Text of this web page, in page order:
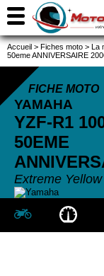
Accueil > Fiches moto > La
50eme ANNIVERSAIRE
FICHE MOTO
YAMAHA
YZF-R1
50EME
Extreme Yellow